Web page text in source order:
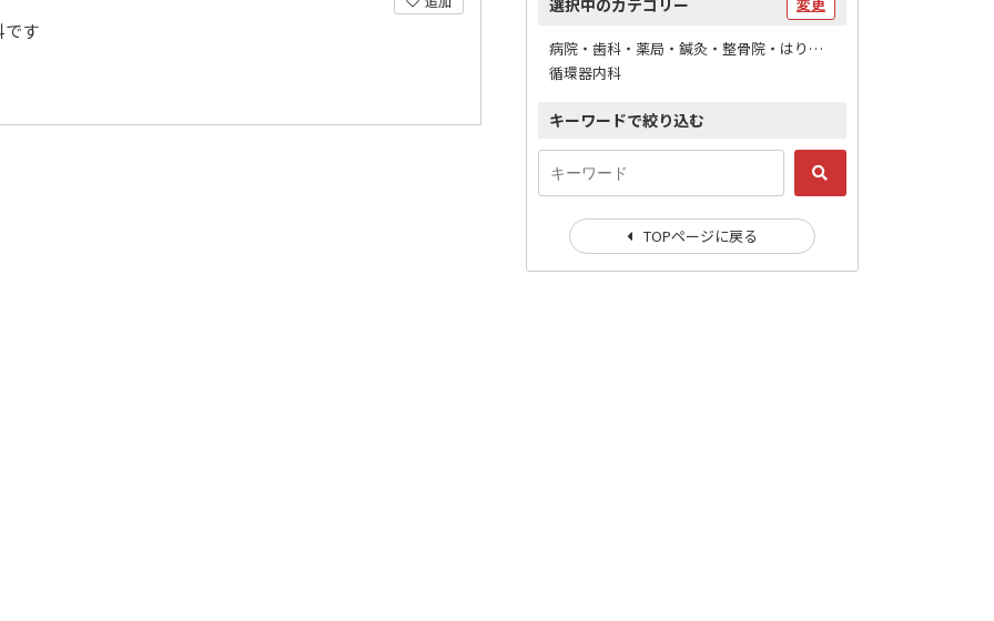
です
病院・歯科・薬局・鍼灸・整骨院・はりマッサージ / 病院
循環器内科
キーワードで絞り込む
TOPページに戻る